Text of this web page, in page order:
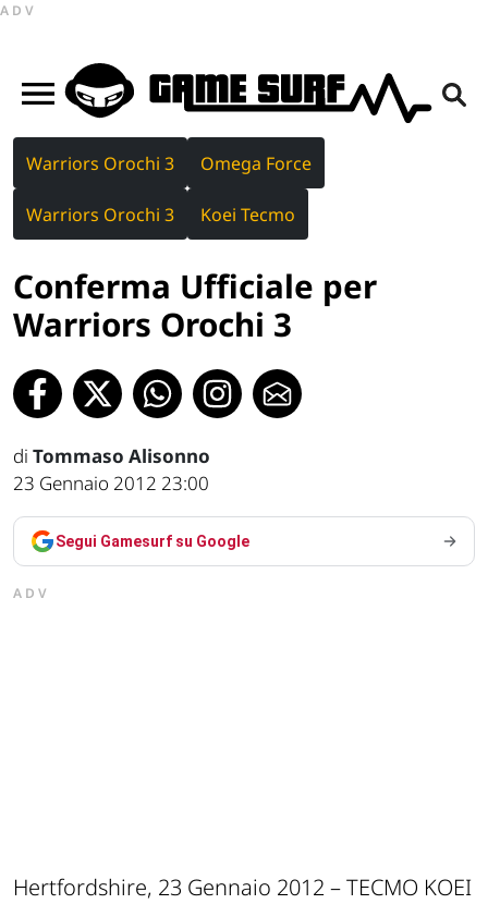
ADV
Warriors Orochi 3 Omega Force
Warriors Orochi 3 Koei Tecmo
Conferma Ufficiale per
Warriors Orochi 3
di Tommaso Alisonno
23 Gennaio 2012 23:00
Segui Gamesurf su Google
ADV
Hertfordshire, 23 Gennaio 2012 – TECMO KOEI